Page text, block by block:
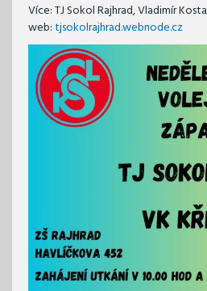
Více: TJ Sokol Rajhrad, Vladimír Kosta
web:tjsokolrajhrad.webnode.cz